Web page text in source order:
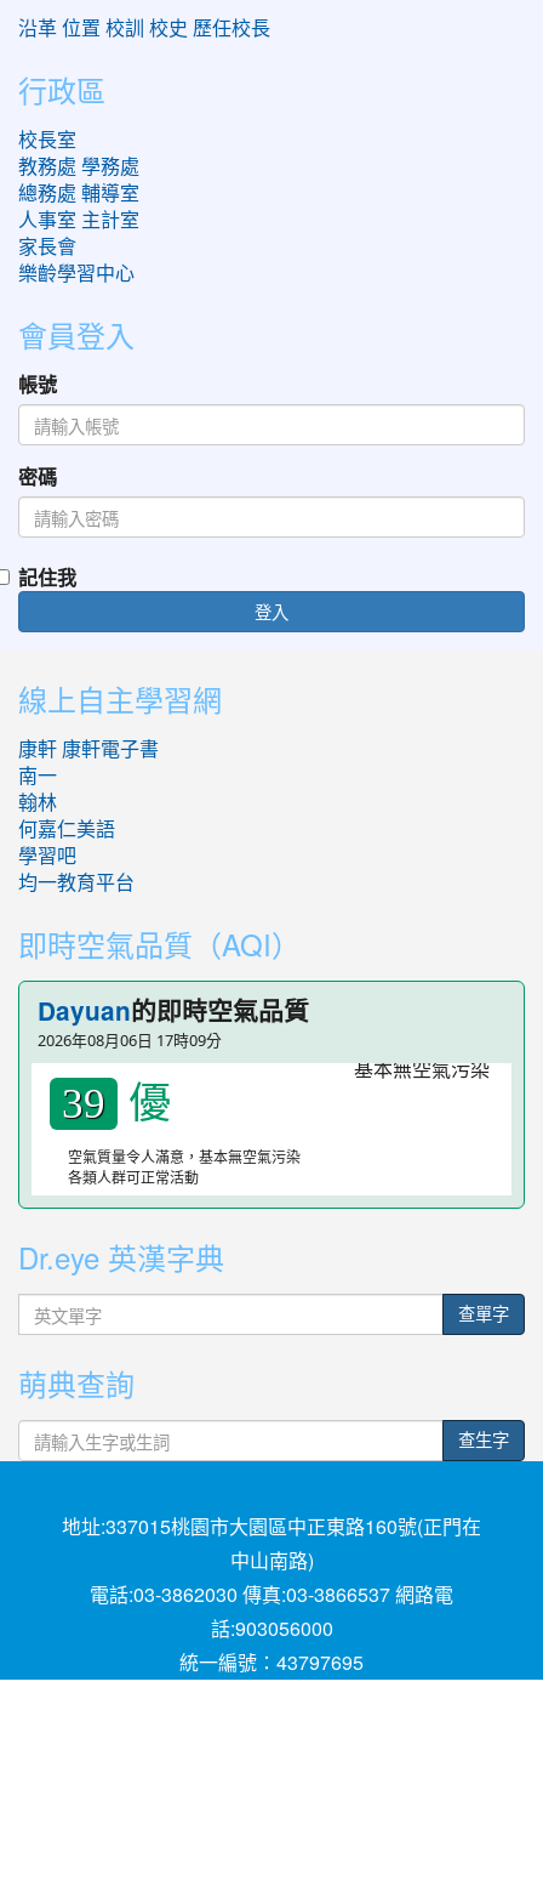
沿革 位置 校訓 校史 歷任校長
行政區
校長室
教務處 學務處
總務處 輔導室
人事室 主計室
家長會
樂齡學習中心
會員登入
帳號
密碼
記住我
登入
:::
線上自主學習網
康軒 康軒電子書
南一
翰林
何嘉仁美語
學習吧
均一教育平台
即時空氣品質（AQI）
Dayuan的即時空氣品質
2026年08月06日 17時09分
39 優
空氣質量令人滿意，基本無空氣污染
各類人群可正常活動
Dr.eye 英漢字典
英
文
字
查單字
萌典查詢
查生字
地址:337015桃園市大園區中正東路160號(正門在
中山南路)
電話:03-3862030 傳真:03-3866537 網路電
話:903056000
統一編號：43797695